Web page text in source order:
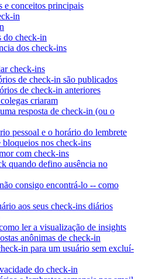
e conceitos principais
in
do check-in
dos check-ins
check-ins
de check-in são publicados
de check-in anteriores
criaram
resposta de check-in (ou o
pessoal e o horário do lembrete
nos check-ins
com check-ins
quando defino ausência no
consigo encontrá-lo -- como
aos seus check-ins diários
ler a visualização de insights
anônimas de check-in
in para um usuário sem excluí-
do check-in